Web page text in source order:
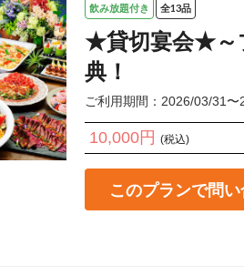
飲み放題付き 全13品
★貸切宴会★～
典！
ご利用期間：2026/03/31
10,000円 (税込)
このプランで問